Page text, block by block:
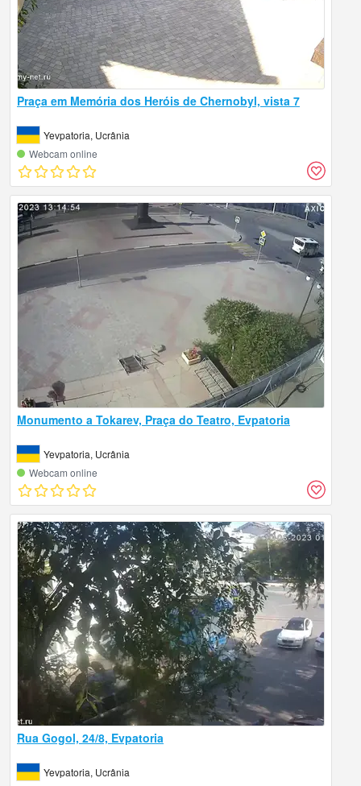
Praça em Memória dos Heróis de Chernobyl, vista 7
Yevpatoria, Ucrânia
Webcam online
Monumento a Tokarev, Praça do Teatro, Evpatoria
Yevpatoria, Ucrânia
Webcam online
Rua Gogol, 24/8, Evpatoria
Yevpatoria, Ucrânia